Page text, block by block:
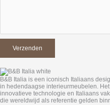
B&B Italia is een iconisch Italiaans
in hedendaagse interieurmeubelen.
innovatieve technologie en Italiaans
die wereldwijd als referentie gelden